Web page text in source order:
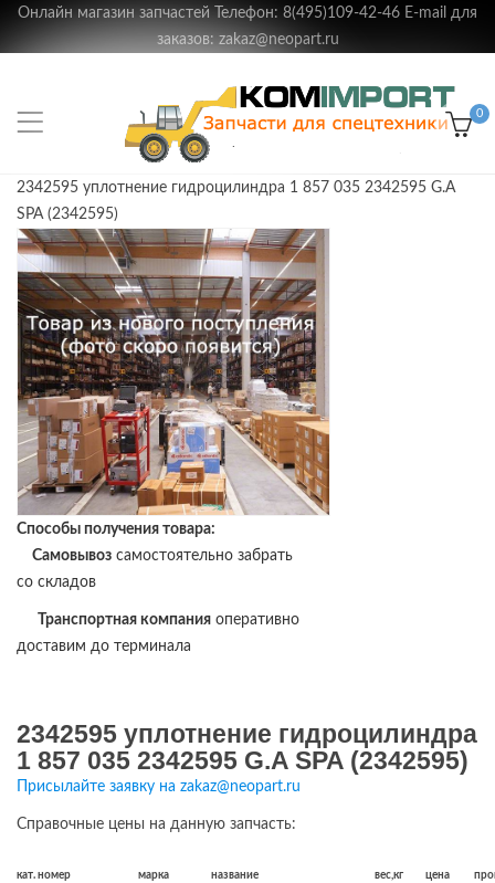
Онлайн магазин запчастей Телефон: 8(495)109-42-46 E-mail для
заказов: zakaz@neopart.ru
0
2342595 уплотнение гидроцилиндра 1 857 035 2342595 G.A
SPA (2342595)
Способы получения товара:
Самовывоз самостоятельно забрать
со складов
Транспортная компания оперативно
доставим до терминала
2342595 уплотнение гидроцилиндра
1 857 035 2342595 G.A SPA (2342595)
Присылайте заявку на zakaz@neopart.ru
Справочные цены на данную запчасть:
кат. номер марка название вес,кг цена